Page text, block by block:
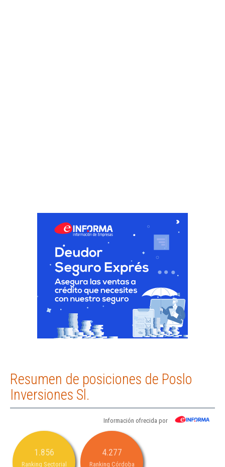
Resumen de posiciones de Poslo
Inversiones Sl.
Información ofrecida por
1.856
Ranking Sectorial
4.277
Ranking Córdoba